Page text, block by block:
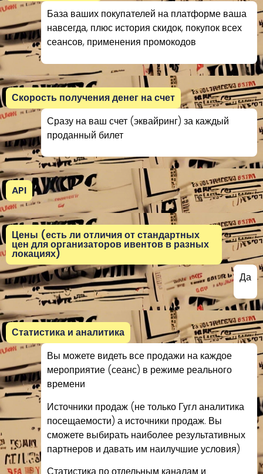
База ваших покупателей на платформе ваша
навсегда, плюс история скидок, покупок всех
сеансов, применения промокодов
Скорость получения денег на счет
Сразу на ваш счет (эквайринг) за каждый
проданный билет
API
Цены (есть ли отличия от стандартных
цен для организаторов ивентов в разных
локациях)
Да
Статистика и аналитика
Вы можете видеть все продажи на каждое
мероприятие (сеанс) в режиме реального
времени
Источники продаж (не только Гугл аналитика
посещаемости) а источники продаж. Вы
сможете выбирать наиболее результативных
партнеров и давать им наилучшие условия)